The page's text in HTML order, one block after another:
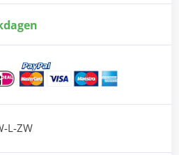
L-ZW